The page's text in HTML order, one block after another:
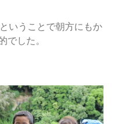
いうことで朝方にもか
でした。